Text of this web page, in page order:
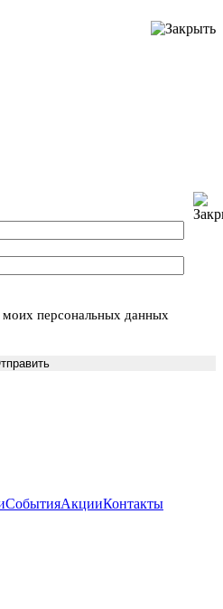
моих персональных данных
СобытияАкцииКонтакты